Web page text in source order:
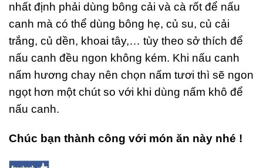
nhất định phải dùng bông cải và cà rốt để nấu
canh mà có thể dùng bông hẹ, củ su, củ cải
trắng, củ dền, khoai tây,… tùy theo sở thích để
nấu canh đều ngon không kém. Khi nấu canh
nấm hương chay nên chọn nấm tươi thì sẽ ngon
ngọt hơn một chút so với khi dùng nấm khô để
nấu canh.
Chúc bạn thành công với món ăn này nhé !